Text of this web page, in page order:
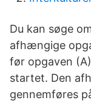
Du kan søge
afhængige
før opgaven
startet. Den
gennemføres